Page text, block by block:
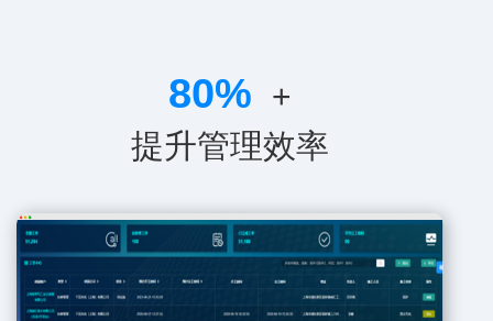
80%
+
提升管理效率